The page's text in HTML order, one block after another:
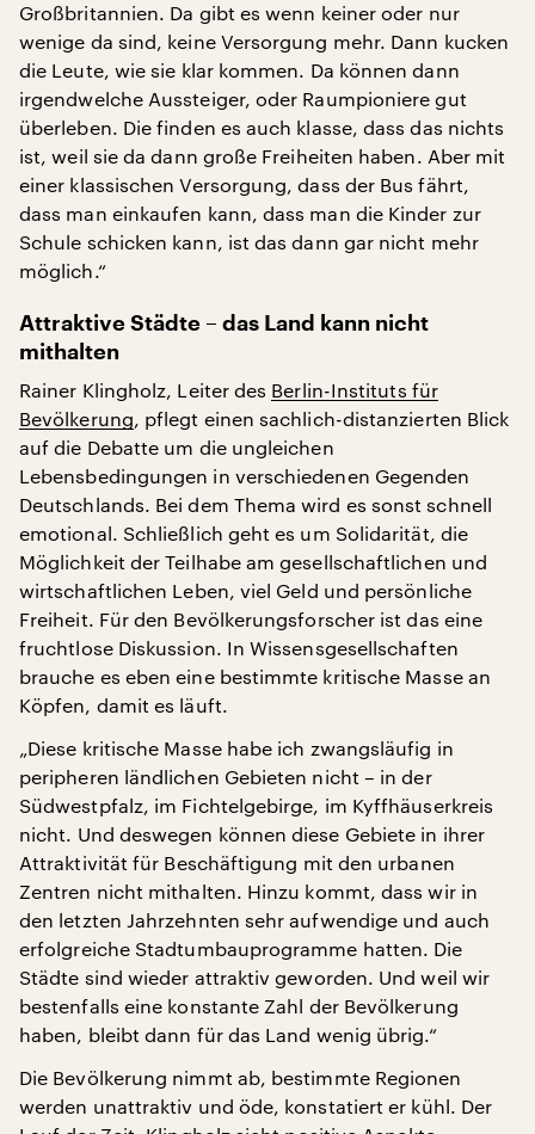
Großbritannien. Da gibt es wenn keiner oder nur
wenige da sind, keine Versorgung mehr. Dann kucken
die Leute, wie sie klar kommen. Da können dann
irgendwelche Aussteiger, oder Raumpioniere gut
überleben. Die finden es auch klasse, dass das nichts
ist, weil sie da dann große Freiheiten haben. Aber mit
einer klassischen Versorgung, dass der Bus fährt,
dass man einkaufen kann, dass man die Kinder zur
Schule schicken kann, ist das dann gar nicht mehr
möglich.“
Attraktive Städte – das Land kann nicht
mithalten
Rainer Klingholz, Leiter des Berlin-Instituts für
Bevölkerung, pflegt einen sachlich-distanzierten Blick
auf die Debatte um die ungleichen
Lebensbedingungen in verschiedenen Gegenden
Deutschlands. Bei dem Thema wird es sonst schnell
emotional. Schließlich geht es um Solidarität, die
Möglichkeit der Teilhabe am gesellschaftlichen und
wirtschaftlichen Leben, viel Geld und persönliche
Freiheit. Für den Bevölkerungsforscher ist das eine
fruchtlose Diskussion. In Wissensgesellschaften
brauche es eben eine bestimmte kritische Masse an
Köpfen, damit es läuft.
„Diese kritische Masse habe ich zwangsläufig in
peripheren ländlichen Gebieten nicht – in der
Südwestpfalz, im Fichtelgebirge, im Kyffhäuserkreis
nicht. Und deswegen können diese Gebiete in ihrer
Attraktivität für Beschäftigung mit den urbanen
Zentren nicht mithalten. Hinzu kommt, dass wir in
den letzten Jahrzehnten sehr aufwendige und auch
erfolgreiche Stadtumbauprogramme hatten. Die
Städte sind wieder attraktiv geworden. Und weil wir
bestenfalls eine konstante Zahl der Bevölkerung
haben, bleibt dann für das Land wenig übrig.“
Die Bevölkerung nimmt ab, bestimmte Regionen
werden unattraktiv und öde, konstatiert er kühl. Der